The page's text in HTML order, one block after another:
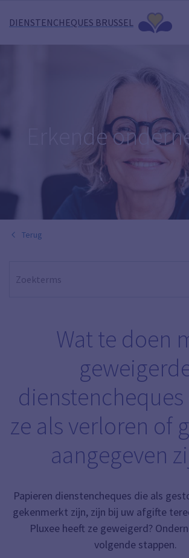
DIENSTENCHEQUES BRUSSEL
Erkende
Terug
Wat te doen
ze als verloren of
aangegeven
Papieren dienstencheques die als
gekenmerkt zijn, zijn bij uw afgifte
Pluxee heeft ze geweigerd?
volgende stappen.